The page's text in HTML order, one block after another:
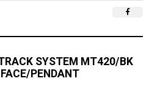
SYSTEM MT420/BK
PENDANT